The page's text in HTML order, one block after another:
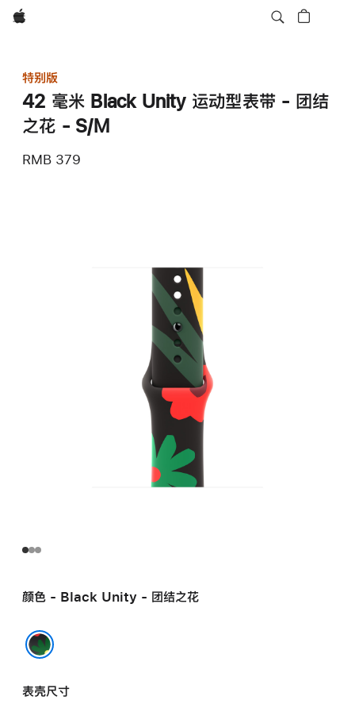
Apple
特别版
42 毫米 Black Unity 运动型表带 - 团结
之花 - S/M
RMB 379
颜色 - Black Unity - 团结之花
表壳尺寸